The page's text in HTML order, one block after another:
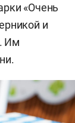
«Очень
и
Им